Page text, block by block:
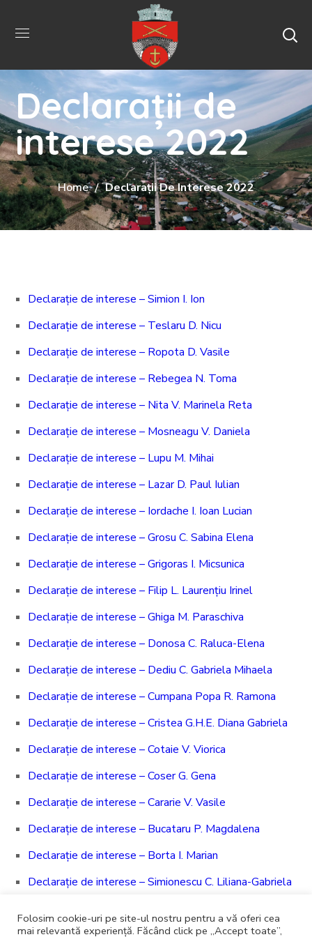
Declarații de
interese 2022
Home Declarații De Interese 2022
Declarație de interese – Simion I. Ion
Declarație de interese – Teslaru D. Nicu
Declarație de interese – Ropota D. Vasile
Declarație de interese – Rebegea N. Toma
Declarație de interese – Nita V. Marinela Reta
Declarație de interese – Mosneagu V. Daniela
Declarație de interese – Lupu M. Mihai
Declarație de interese – Lazar D. Paul Iulian
Declarație de interese – Iordache I. Ioan Lucian
Declarație de interese – Grosu C. Sabina Elena
Declarație de interese – Grigoras I. Micsunica
Declarație de interese – Filip L. Laurențiu Irinel
Declarație de interese – Ghiga M. Paraschiva
Declarație de interese – Donosa C. Raluca-Elena
Declarație de interese – Dediu C. Gabriela Mihaela
Declarație de interese – Cumpana Popa R. Ramona
Declarație de interese – Cristea G.H.E. Diana Gabriela
Declarație de interese – Cotaie V. Viorica
Declarație de interese – Coser G. Gena
Declarație de interese – Cararie V. Vasile
Declarație de interese – Bucataru P. Magdalena
Declarație de interese – Borta I. Marian
Declarație de interese – Simionescu C. Liliana-Gabriela
Folosim cookie-uri pe site-ul nostru pentru a vă oferi cea
mai relevantă experiență. Făcând click pe „Accept toate”,